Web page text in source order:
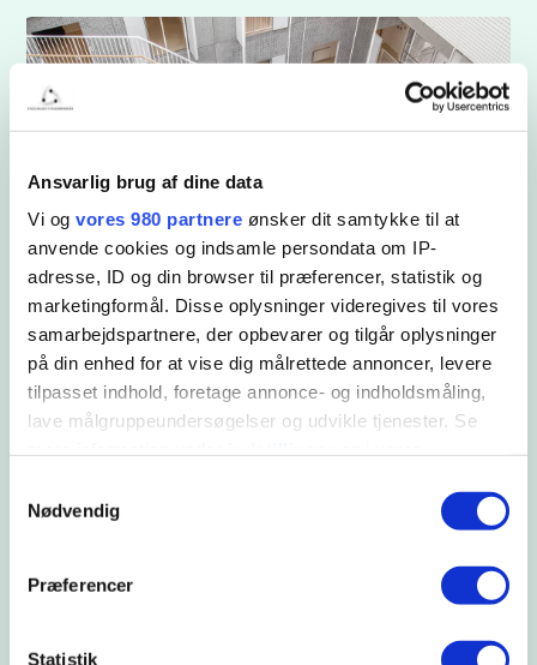
Ansvarlig brug af dine data
Vi og vores 980 partnere ønsker dit samtykke til at
anvende cookies og indsamle persondata om IP-
adresse, ID og din browser til præferencer, statistik og
marketingformål. Disse oplysninger videregives til vores
samarbejdspartnere, der opbevarer og tilgår oplysninger
på din enhed for at vise dig målrettede annoncer, levere
tilpasset indhold, foretage annonce- og indholdsmåling,
lave målgruppeundersøgelser og udvikle tjenester. Se
tilbage eller ændre indstillinger fra vores
"Cookiedeklaration", eller ved at trykke på "Privacy
Nødvendig
Præferencer
Statistik
KONTORHOTEL I ODENSE
Fordele ved at vælge Syddanske
Forskerparker
Ingen binding – betal kun for de dage, du har brug